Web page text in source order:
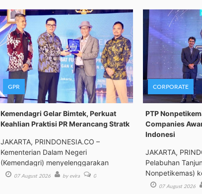
GPR
Kemendagri Gelar Bimtek, Perkuat
Keahlian Praktisi PR Merancang Stratk
JAKARTA, PRINDONESIA.CO –
Kementerian Dalam Negeri
(Kemendagri) menyelenggarakan
Bimbingan Tek
07 August 2026 by evira 0
CORPORATE
PTP
Companies
Indonesi
JAKARTA,
Pelabuhan
Nonpetikemas)
pre 07 August 2026